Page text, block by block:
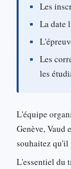
Les
La date
Les
les
L'équipe
Genève, Vaud
souhaitez qu'il
L'essentiel du